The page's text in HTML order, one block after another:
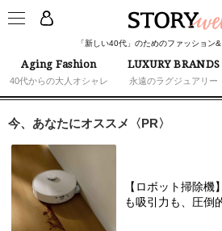
「新しい40代」のためのファッション
Aging Fashion
40代からの大人オシャレ
LUXURY BRANDS
永遠のラグジュアリー
今、あなたにオススメ〈PR〉
【ロボット掃除
も吸引力も、圧倒